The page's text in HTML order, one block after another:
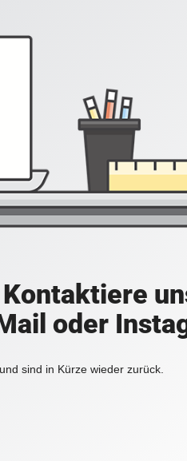
oder
sind in Kürze wieder zurück.